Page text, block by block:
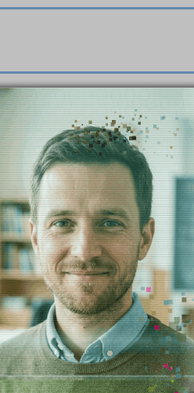
dotykem míče, brankáři,
kopanou (chaos, bleší
jejíž součástí je rozcvička,
(11 - 12 let)
pro starší žákyně (11 - 12 let).